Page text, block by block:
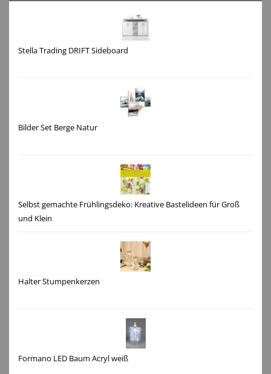
Stella Trading DRIFT Sideboard
Bilder Set Berge Natur
Selbst gemachte Frühlingsdeko: Kreative Bastelideen für Groß
und Klein
Halter Stumpenkerzen
Formano LED Baum Acryl weiß